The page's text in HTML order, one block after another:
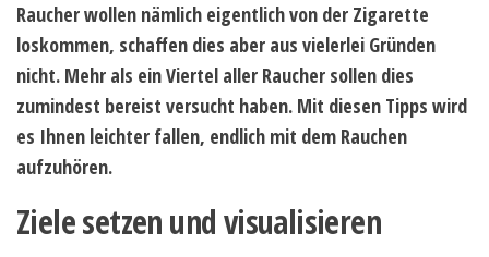
Raucher wollen nämlich eigentlich von der Zigarette
loskommen, schaffen dies aber aus vielerlei Gründen
nicht. Mehr als ein Viertel aller Raucher sollen dies
zumindest bereist versucht haben. Mit diesen Tipps wird
es Ihnen leichter fallen, endlich mit dem Rauchen
aufzuhören.
Ziele setzen und visualisieren